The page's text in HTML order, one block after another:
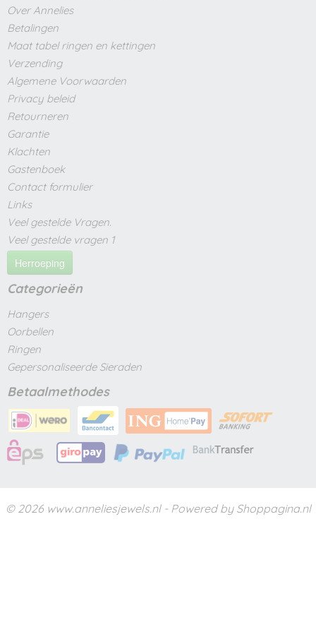
Over Annelies
Betalingen
Maat tabel ringen en kettingen
Verzending
Algemene Voorwaarden
Privacy beleid
Retourneren
Garantie
Klachten
Gastenboek
Contact formulier
Links
Veel gestelde Vragen.
Veel gestelde vragen 1
Herroeping
Categorieën
Hangers
Oorbellen
Ringen
Gepersonaliseerde Sieraden
Betaalmethodes
© 2026 www.anneliesjewels.nl - Powered by Shoppagina.nl